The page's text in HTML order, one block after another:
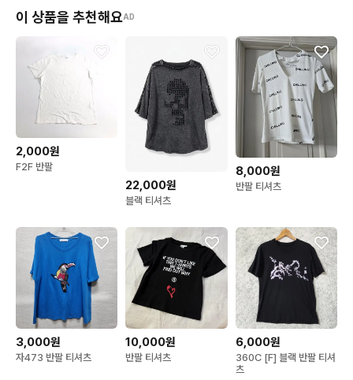
이 상품을 추천해요AD
2,000원
F2F 반팔
22,000원
블랙 티셔츠
8,000원
반팔 티셔츠
3,000원
자473 반팔 티셔츠
10,000원
반팔 티셔츠
6,000원
360C [F] 블랙 반팔 티셔
츠